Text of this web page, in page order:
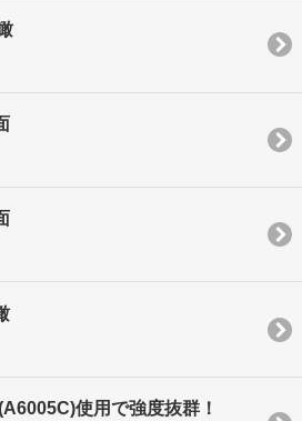
使用で強度抜群！